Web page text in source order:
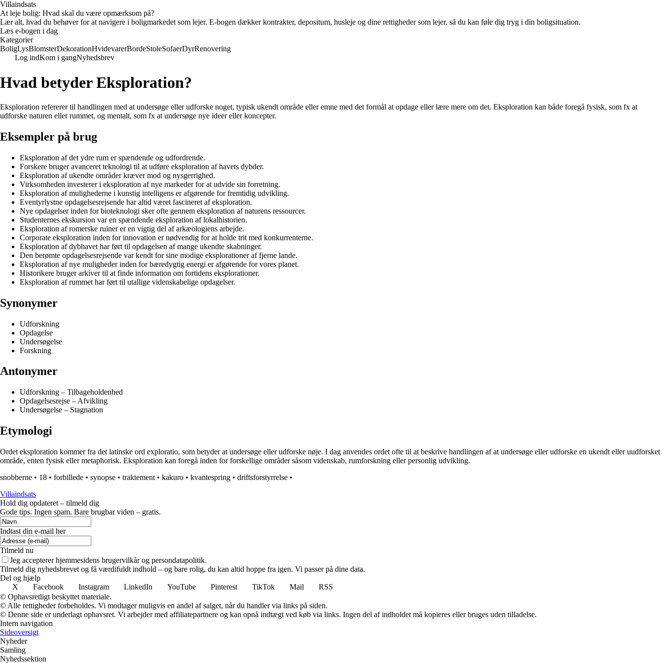
Villaindsats
At leje bolig: Hvad skal du være opmærksom på?
Lær alt, hvad du behøver for at navigere i boligmarkedet som lejer. E-bogen dækker kontrakter, depositum, husleje og dine rettigheder som lejer, så du kan føle dig tryg i din boligsituation.
Læs e-bogen i dag
Kategorier
BoligLysBlomsterDekorationHvidevarerBordeStoleSofaerDyrRenovering
Log indKom i gangNyhedsbrev
Hvad betyder Eksploration?
Eksploration refererer til handlingen med at undersøge eller udforske noget, typisk ukendt område eller emne med det formål at opdage eller lære mere om det. Eksploration kan både foregå fysisk, som fx at
udforske naturen eller rummet, og mentalt, som fx at undersøge nye ideer eller koncepter.
Eksempler på brug
Eksploration af det ydre rum er spændende og udfordrende.
Forskere bruger avanceret teknologi til at udføre eksploration af havets dybder.
Eksploration af ukendte områder kræver mod og nysgerrighed.
Virksomheden investerer i eksploration af nye markeder for at udvide sin forretning.
Eksploration af mulighederne i kunstig intelligens er afgørende for fremtidig udvikling.
Eventyrlystne opdagelsesrejsende har altid været fascineret af eksploration.
Nye opdagelser inden for bioteknologi sker ofte gennem eksploration af naturens ressourcer.
Studenternes ekskursion var en spændende eksploration af lokalhistorien.
Eksploration af romerske ruiner er en vigtig del af arkæologiens arbejde.
Corporate eksploration inden for innovation er nødvendig for at holde trit med konkurrenterne.
Eksploration af dybhavet har ført til opdagelsen af mange ukendte skabninger.
Den berømte opdagelsesrejsende var kendt for sine modige eksplorationer af fjerne lande.
Eksploration af nye muligheder inden for bæredygtig energi er afgørende for vores planet.
Historikere bruger arkiver til at finde information om fortidens eksplorationer.
Eksploration af rummet har ført til utallige videnskabelige opdagelser.
Synonymer
Udforskning
Opdagelse
Undersøgelse
Forskning
Antonymer
Udforskning – Tilbageholdenhed
Opdagelsesrejse – Afvikling
Undersøgelse – Stagnation
Etymologi
Ordet eksploration kommer fra det latinske ord exploratio, som betyder at undersøge eller udforske nøje. I dag anvendes ordet ofte til at beskrive handlingen af at undersøge eller udforske en ukendt eller uudforsket
område, enten fysisk eller metaphorisk. Eksploration kan foregå inden for forskellige områder såsom videnskab, rumforskning eller personlig udvikling.
snobberne • 18 • forbillede • synopse • traktement • kakuro • kvantespring • driftsforstyrrelse •
Villaindsats
Hold dig opdateret – tilmeld dig
Gode tips. Ingen spam. Bare brugbar viden – gratis.
Indtast din e-mail her
Tilmeld nu
Jeg accepterer hjemmesidens brugervilkår og persondatapolitik.
Tilmeld dig nyhedsbrevet og få værdifuldt indhold – og bare rolig, du kan altid hoppe fra igen. Vi passer på dine data.
Del og hjælp
X
Facebook Instagram LinkedIn YouTube Pinterest TikTok Mail
RSS
© Ophavsretligt beskyttet materiale.
© Alle rettigheder forbeholdes. Vi modtager muligvis en andel af salget, når du handler via links på siden.
© Denne side er underlagt ophavsret. Vi arbejder med affiliatepartnere og kan opnå indtægt ved køb via links. Ingen del af indholdet må kopieres eller bruges uden tilladelse.
Intern navigation
Sideoversigt
Nyheder
Samling
Nyhedssektion